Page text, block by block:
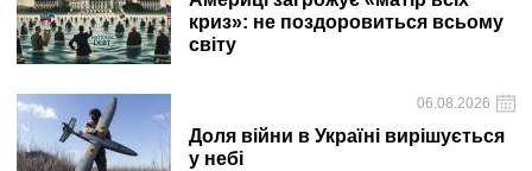
криз»: не поздоровиться всьому
світу
06.08.2026
Доля війни в Україні вирішується
у небі